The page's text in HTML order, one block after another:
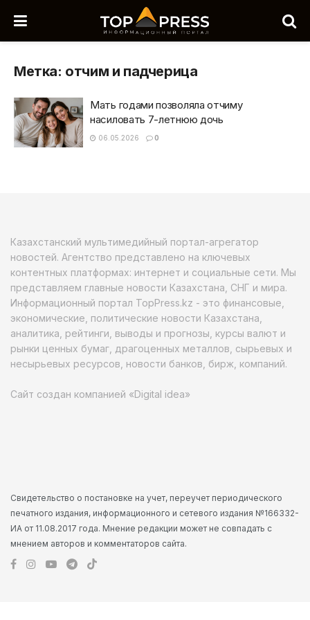
Метка: отчим и падчерица
Мать годами позволяла отчиму
насиловать 7-летнюю дочь
06.05.2026 0
Казахстанский мультимедийный портал-агрегатор
новостей. Агентство представлено на ключевых
контентных платформах: интернет и социальные сети. Мы
представляем главные новости Казахстана, СНГ и мира.
Информационный портал TopPress.kz - это финансовые,
экономические, политические новости Казахстана,
аналитика, рейтинги, выводы и прогнозы, курсы валют и
рынки ценных бумаг, драгоценных металлов, сырьевых и
несырьевых ресурсов, новости банков, бирж, компаний.
Сайт создан компанией «Digital idea»
Свидетельство о постановке на учет, переучет периодического
печатного издания, информационного и сетевого издания №166332-
ИА от 11.08.2017 года. Мнение редакции может не совпадать с
мнением авторов и комментаторов сайта.